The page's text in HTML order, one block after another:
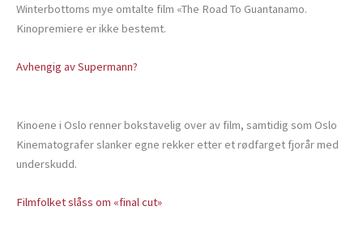
Winterbottoms mye omtalte film «The Road To Guantanamo.
Kinopremiere er ikke bestemt.
Avhengig av Supermann?
Kinoene i Oslo renner bokstavelig over av film, samtidig som Oslo
Kinematografer slanker egne rekker etter et rødfarget fjorår med
underskudd.
Filmfolket slåss om «final cut»